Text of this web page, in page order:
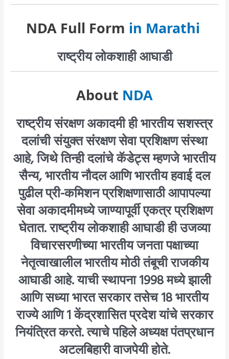
NDA Full Form in Marathi
राष्ट्रीय लोकशाही आघाडी
About NDA
राष्ट्रीय संरक्षण अकादमी ही भारतीय सशस्त्र
दलांची संयुक्त संरक्षण सेवा प्रशिक्षण संस्था
आहे, जिथे तिन्ही दलांचे कॅडेट्स म्हणजे भारतीय
सैन्य, भारतीय नौदल आणि भारतीय हवाई दल
पुढील प्री-कमिशन प्रशिक्षणासाठी आपापल्या
सेवा अकादमीमध्ये जाण्यापूर्वी एकत्र प्रशिक्षण
घेतात. राष्ट्रीय लोकशाही आघाडी ही उजव्या
विचारसरणीच्या भारतीय जनता पक्षाच्या
नेतृत्वाखालील भारतीय मोठी तंबूची राजकीय
आघाडी आहे. याची स्थापना 1998 मध्ये झाली
आणि सध्या भारत सरकार तसेच 18 भारतीय
राज्ये आणि 1 केंद्रशासित प्रदेश यांचे सरकार
नियंत्रित करते. त्याचे पहिले अध्यक्ष पंतप्रधान
अटलबिहारी वाजपेयी होते.